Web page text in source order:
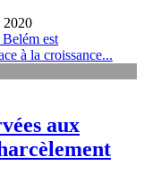
2020
est
à la croissance...
aux